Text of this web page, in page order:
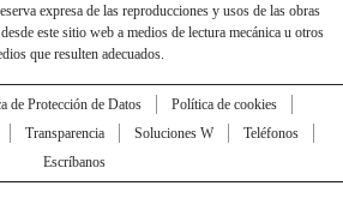
expresa de las reproducciones y usos de las obras
este sitio web a medios de lectura mecánica u otros
que resulten adecuados.
de Protección de Datos
Política de cookies
Transparencia Soluciones W
Teléfonos
Escríbanos